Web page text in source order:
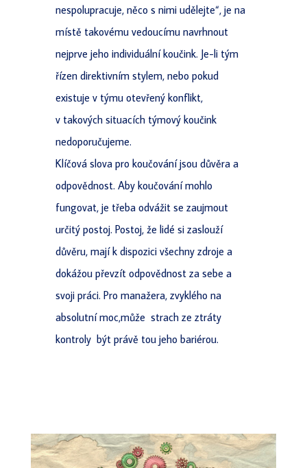
nespolupracuje, něco s nimi udělejte“, je na
místě takovému vedoucímu navrhnout
nejprve jeho individuální koučink. Je-li tým
řízen direktivním stylem, nebo pokud
existuje v týmu otevřený konflikt,
v takových situacích týmový koučink
nedoporučujeme.
Klíčová slova pro koučování jsou důvěra a
odpovědnost. Aby koučování mohlo
fungovat, je třeba odvážit se zaujmout
určitý postoj. Postoj, že lidé si zaslouží
důvěru, mají k dispozici všechny zdroje a
dokážou převzít odpovědnost za sebe a
svoji práci. Pro manažera, zvyklého na
absolutní moc,může strach ze ztráty
kontroly být právě tou jeho bariérou.